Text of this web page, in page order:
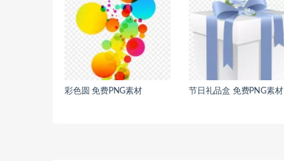
彩色圆 免费PNG素材 节日礼品盒 免费PNG素材